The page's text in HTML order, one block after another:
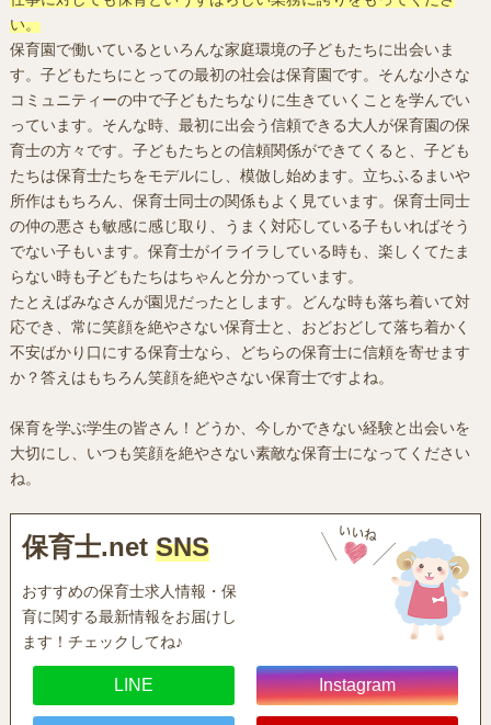
い。
保育園で働いているといろんな家庭環境の子どもたちに出会いま
す。子どもたちにとっての最初の社会は保育園です。そんな小さな
コミュニティーの中で子どもたちなりに生きていくことを学んでい
っています。そんな時、最初に出会う信頼できる大人が保育園の保
育士の方々です。子どもたちとの信頼関係ができてくると、子ども
たちは保育士たちをモデルにし、模倣し始めます。立ちふるまいや
所作はもちろん、保育士同士の関係もよく見ています。保育士同士
の仲の悪さも敏感に感じ取り、うまく対応している子もいればそう
でない子もいます。保育士がイライラしている時も、楽しくてたま
らない時も子どもたちはちゃんと分かっています。
たとえばみなさんが園児だったとします。どんな時も落ち着いて対
応でき、常に笑顔を絶やさない保育士と、おどおどして落ち着かく
不安ばかり口にする保育士なら、どちらの保育士に信頼を寄せます
か？答えはもちろん笑顔を絶やさない保育士ですよね。
保育を学ぶ学生の皆さん！どうか、今しかできない経験と出会いを
大切にし、いつも笑顔を絶やさない素敵な保育士になってください
ね。
保育士.net SNS
おすすめの保育士求人情報・保
育に関する最新情報をお届けし
ます！チェックしてね♪
LINE Instagram